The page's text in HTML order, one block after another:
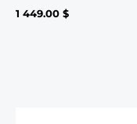
1 449.00 $